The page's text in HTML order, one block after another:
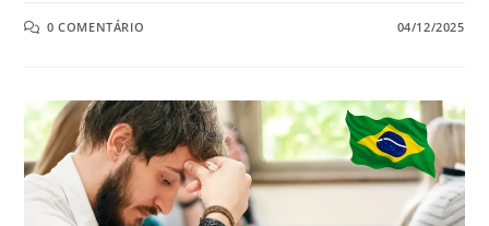
0 COMENTÁRIO 04/12/2025